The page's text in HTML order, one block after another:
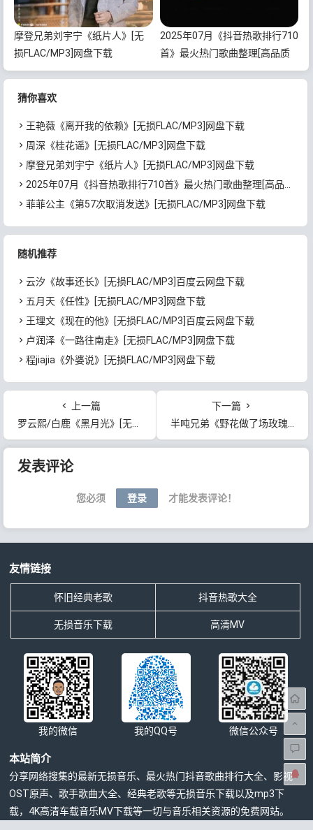
摩登兄弟刘宇宁《纸片人》[无
损FLAC/MP3]网盘下载
2025年07月《抖音热歌排行710
首》最火热门歌曲整理[高品质
MP3/320K/5.35GB]百度云网盘
猜你喜欢
王艳薇《离开我的依赖》[无损FLAC/MP3]网盘下载
周深《桂花谣》[无损FLAC/MP3]网盘下载
摩登兄弟刘宇宁《纸片人》[无损FLAC/MP3]网盘下载
2025年07月《抖音热歌排行710首》最火热门歌曲整理[高品质MP3/320K/5.35GB]百度云网盘下载
菲菲公主《第57次取消发送》[无损FLAC/MP3]网盘下载
随机推荐
云汐《故事还长》[无损FLAC/MP3]百度云网盘下载
五月天《任性》[无损FLAC/MP3]网盘下载
王理文《现在的他》[无损FLAC/MP3]百度云网盘下载
卢润泽《一路往南走》[无损FLAC/MP3]网盘下载
程jiajia《外婆说》[无损FLAC/MP3]网盘下载
上一篇
罗云熙/白鹿《黑月光》[无损FLAC/MP3]百度云网盘下载
下一篇
半吨兄弟《野花做了场玫瑰花的梦》[无损FLAC/MP3]百度云网盘下载
发表评论
您必须 登录 才能发表评论！
友情链接
怀旧经典老歌 抖音热歌大全
无损音乐下载 高清MV
我的微信 我的QQ号 微信公众号
本站简介
分享网络搜集的最新无损音乐、最火热门抖音歌曲排行大全、影视
OST原声、歌手歌曲大全、经典老歌等无损音乐下载以及mp3下
载，4K高清车载音乐MV下载等一切与音乐相关资源的免费网站。